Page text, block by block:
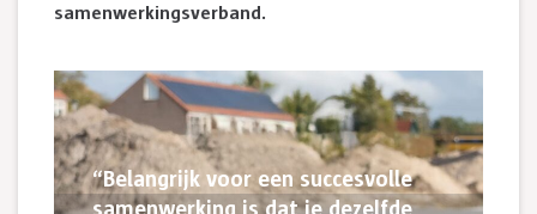
samenwerkingsverband.
“Belangrijk voor een succesvolle